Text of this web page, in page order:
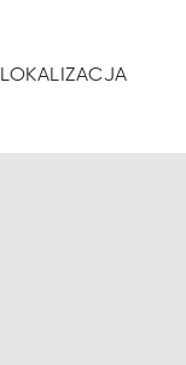
LOKALIZACJA